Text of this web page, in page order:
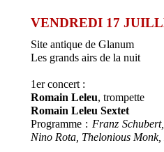
VENDREDI 17
Site antique de Glanum
Les grands airs de la nuit
1er concert :
Romain Leleu, trompette
Romain Leleu Sextet
Programme : Franz
Nino Rota, Thelonious